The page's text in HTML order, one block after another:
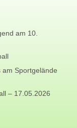
am 10.
Sportgelände
– 17.05.2026